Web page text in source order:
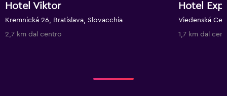
Hotel Viktor
Kremnická 26, Bratislava, Slovacchia
2,7 km dal centro
Hotel
Viedenská
1,7 km dal